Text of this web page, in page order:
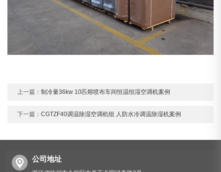
上一篇：制冷量36kw 10匹熔喷布车间恒温恒湿空调机案例
下一篇：CGTZF40调温除湿空调机组 人防水冷调温除湿机案例
公司地址